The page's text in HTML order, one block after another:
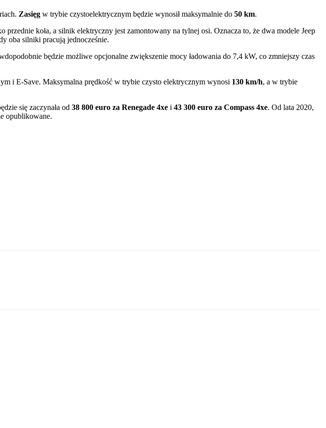
Zasięg w trybie czystoelektrycznym będzie wynosił maksymalnie do 50 km.
koła, a silnik elektryczny jest zamontowany na tylnej osi. Oznacza to, że dwa modele Jeep
oba silniki pracują jednocześnie.
będzie możliwe opcjonalne zwiększenie mocy ładowania do 7,4 kW, co zmniejszy czas
i E-Save. Maksymalna prędkość w trybie czysto elektrycznym wynosi 130 km/h, a w trybie
się zaczynała od 38 800 euro za Renegade 4xe i 43 300 euro za Compass 4xe. Od lata 2020,
opublikowane.